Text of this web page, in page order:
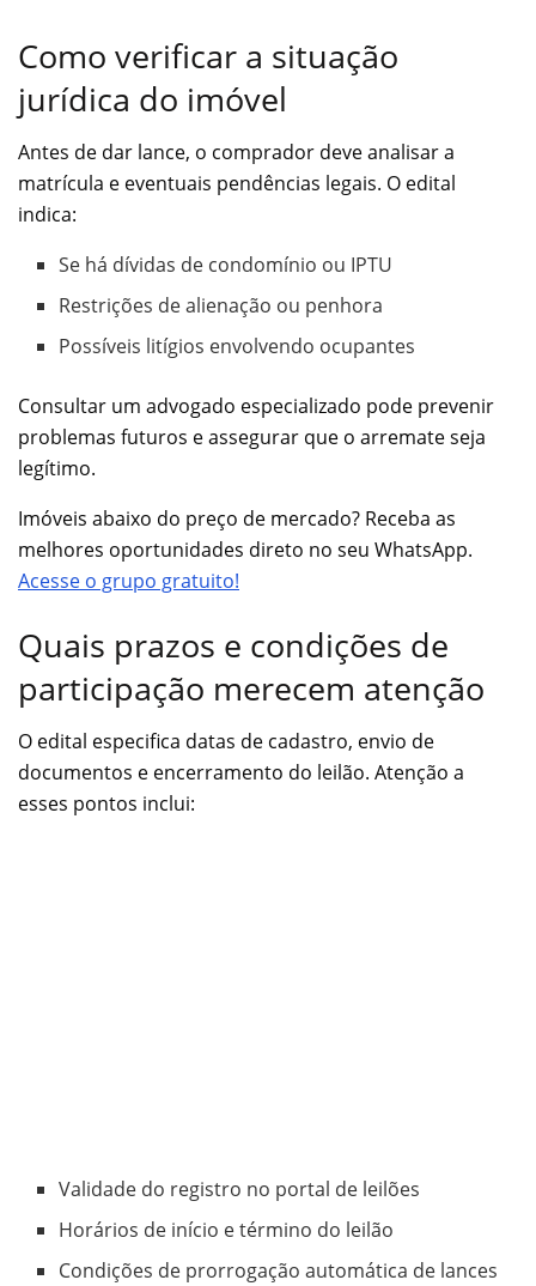
Como verificar a situação
jurídica do imóvel
Antes de dar lance, o comprador deve analisar a
matrícula e eventuais pendências legais. O edital
indica:
Se há dívidas de condomínio ou IPTU
Restrições de alienação ou penhora
Possíveis litígios envolvendo ocupantes
Consultar um advogado especializado pode prevenir
problemas futuros e assegurar que o arremate seja
legítimo.
Imóveis abaixo do preço de mercado? Receba as
melhores oportunidades direto no seu WhatsApp.
Acesse o grupo gratuito!
Quais prazos e condições de
participação merecem atenção
O edital especifica datas de cadastro, envio de
documentos e encerramento do leilão. Atenção a
esses pontos inclui:
Validade do registro no portal de leilões
Horários de início e término do leilão
Condições de prorrogação automática de lances